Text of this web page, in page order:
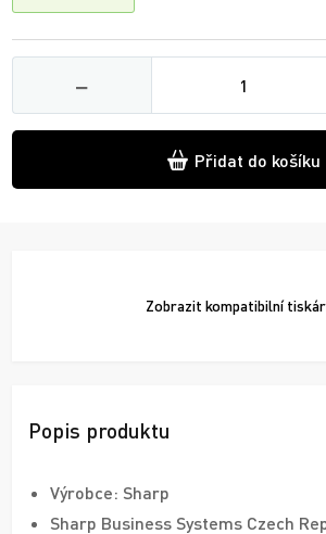
−
Množství
Přidat do košíku
Zobrazit kompatibilní
Popis produktu
Výrobce: Sharp
Sharp Business Systems Czech